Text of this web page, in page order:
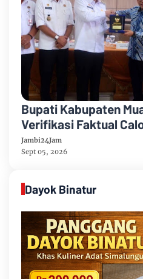
Bupati Kabupaten
Verifikasi Faktual
Tahun 2026-2031
Jambi24Jam
Sept 05, 2026
Dayok Binatur